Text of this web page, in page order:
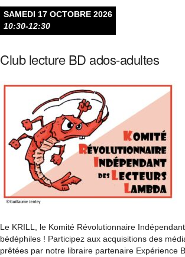
SAMEDI 17 OCTOBRE 2026
10:30-12:30
Club lecture BD ados-adultes
Le KRILL, le Komité Révolutionnaire
bédéphiles ! Participez aux acquisitions des
prêtées par notre libraire partenaire Expérience